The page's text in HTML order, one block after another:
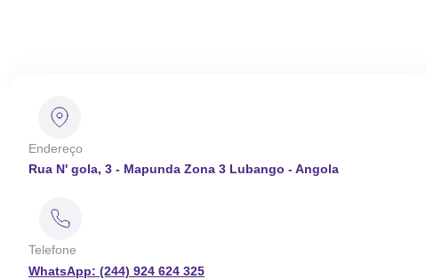
Endereço
Rua N' gola, 3 - Mapunda Zona 3 Lubango - Angola
Telefone
WhatsApp: (244) 924 624 325